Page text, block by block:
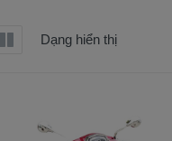
Dạng hiển thị